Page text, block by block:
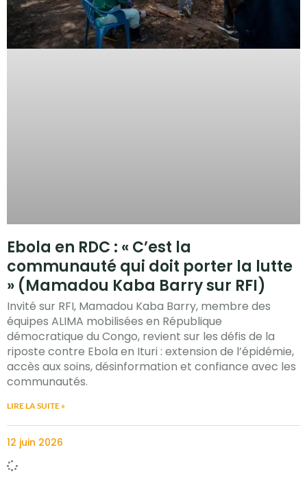
Ebola en RDC : « C’est la
communauté qui doit porter la lutte
» (Mamadou Kaba Barry sur RFI)
Invité sur RFI, Mamadou Kaba Barry, membre des
équipes ALIMA mobilisées en République
démocratique du Congo, revient sur les défis de la
riposte contre Ebola en Ituri : extension de l’épidémie,
accès aux soins, désinformation et confiance avec les
communautés.
LIRE LA SUITE »
12 juin 2026